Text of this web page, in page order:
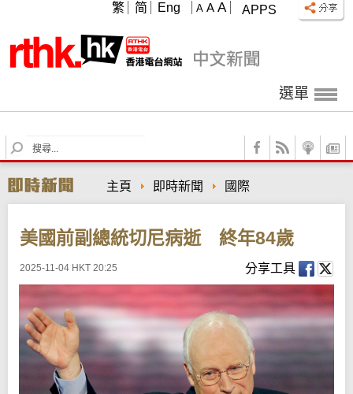
APPS
A A A
繁 简 Eng
選單
S
e
r
c
主頁 即時新聞 國際
美國前副總統切尼病逝 終年84歲
2025-11-04 HKT 20:25 分享工具